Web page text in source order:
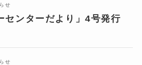
せ
センターだより」4号発行
せ